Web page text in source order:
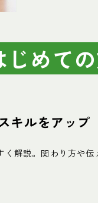
じめて
キルをアップ
解説。関わり方や伝